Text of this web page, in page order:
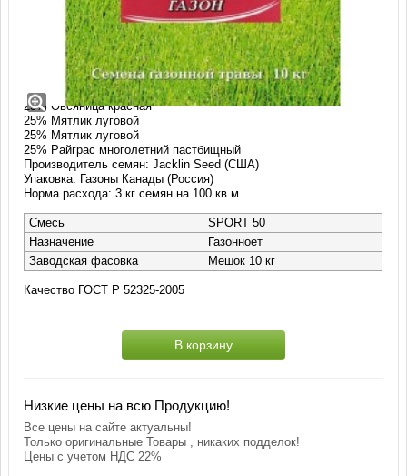
Травосмесь Газоны Канады Спорт 50
(10 кг)
Состав:
25% Овсяница красная
25% Мятлик луговой
25% Мятлик луговой
25% Райграс многолетний пастбищный
Производитель семян: Jacklin Seed (США)
Упаковка: Газоны Канады (Россия)
Норма расхода: 3 кг семян на 100 кв.м.
Смесь
SPORT 50
Назначение
Газонноет
Заводская фасовка
Мешок 10 кг
Качество ГОСТ Р 52325-2005
В корзину
Низкие цены на всю Продукцию!
Все цены на сайте актуальны!
Только оригинальные Товары , никаких подделок!
Цены с учетом НДС 22%